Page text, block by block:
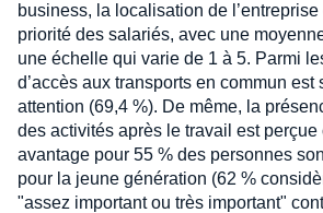
business, la localisation de
priorité des salariés, avec une
une échelle qui varie de 1 à 5. Parmi
d’accès aux transports en commun est
attention (69,4 %). De même, la
des activités après le travail est perçue
avantage pour 55 % des personnes
pour la jeune génération (62 %
"assez important ou très important"